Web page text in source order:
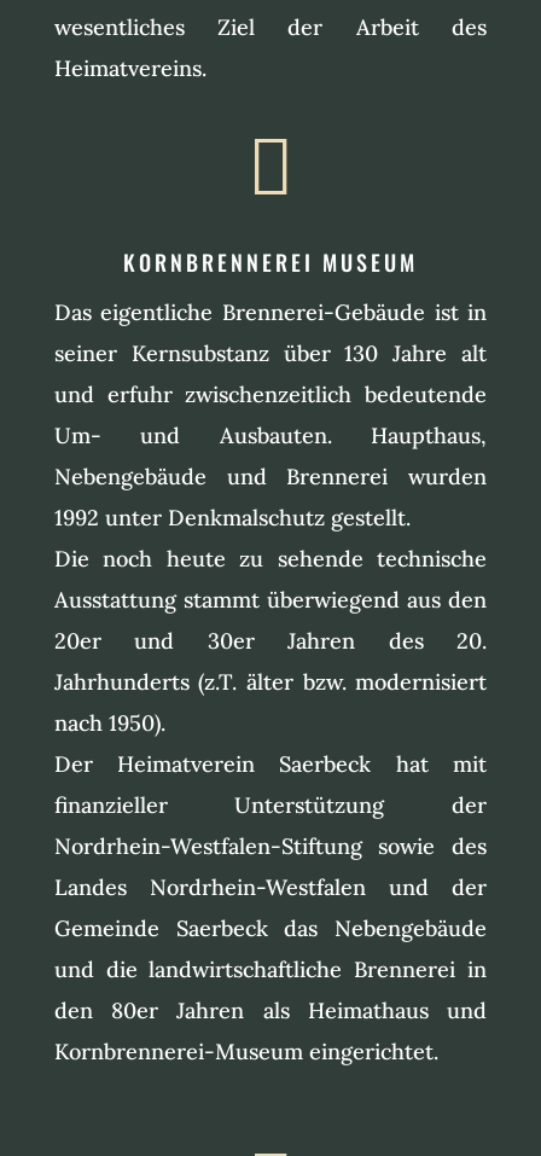
wesentliches Ziel der Arbeit des
Heimatvereins.

KORNBRENNEREI MUSEUM
Das eigentliche Brennerei-Gebäude ist in
seiner Kernsubstanz über 130 Jahre alt
und erfuhr zwischenzeitlich bedeutende
Um- und Ausbauten. Haupthaus,
Nebengebäude und Brennerei wurden
1992 unter Denkmalschutz gestellt.
Die noch heute zu sehende technische
Ausstattung stammt überwiegend aus den
20er und 30er Jahren des 20.
Jahrhunderts (z.T. älter bzw. modernisiert
nach 1950).
Der Heimatverein Saerbeck hat mit
finanzieller Unterstützung der
Nordrhein-Westfalen-Stiftung sowie des
Landes Nordrhein-Westfalen und der
Gemeinde Saerbeck das Nebengebäude
und die landwirtschaftliche Brennerei in
den 80er Jahren als Heimathaus und
Kornbrennerei-Museum eingerichtet.